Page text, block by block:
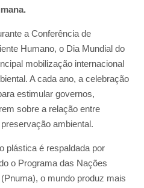
a Conferência de
Humano, o Dia Mundial do
mobilização internacional
A cada ano, a celebração
estimular governos,
sobre a relação entre
ambiental.
plástica é respaldada por
o Programa das Nações
o mundo produz mais